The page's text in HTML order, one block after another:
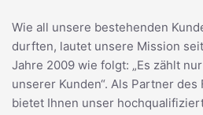
Wie all unsere bestehenden
durften, lautet unsere Mission
Jahre 2009 wie folgt: „Es zählt
unserer Kunden“. Als Partner
bietet Ihnen unser